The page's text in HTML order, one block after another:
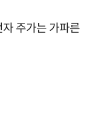
주가는 가파른